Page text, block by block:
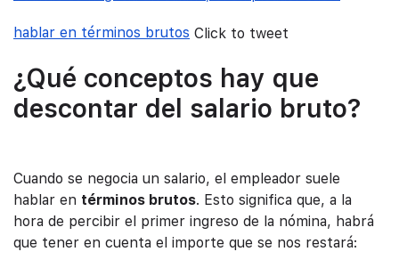
hablar en términos brutos Click to tweet
¿Qué conceptos hay que
descontar del salario bruto?
Cuando se negocia un salario, el empleador suele
hablar en términos brutos. Esto significa que, a la
hora de percibir el primer ingreso de la nómina, habrá
que tener en cuenta el importe que se nos restará: